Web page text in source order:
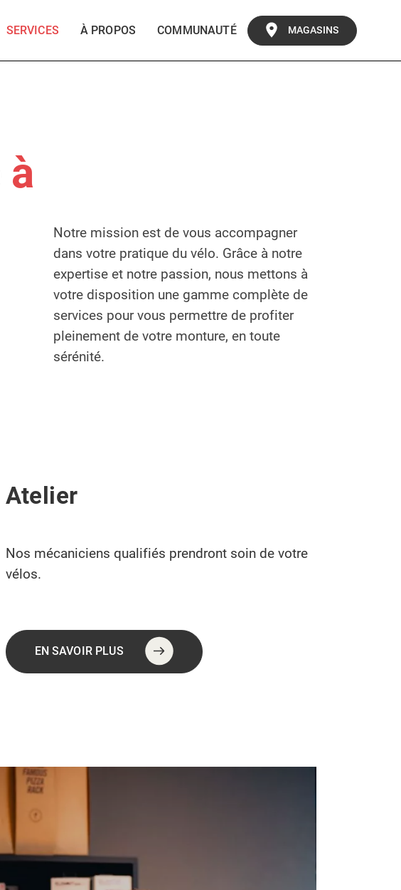
SERVICES À PROPOS COMMUNAUTÉ MAGASINS
à
Notre mission est de vous accompagner
dans votre pratique du vélo. Grâce à notre
expertise et notre passion, nous mettons à
votre disposition une gamme complète de
services pour vous permettre de profiter
pleinement de votre monture, en toute
sérénité.
Atelier
Nos mécaniciens qualifiés prendront soin de votre
vélos.
EN SAVOIR PLUS